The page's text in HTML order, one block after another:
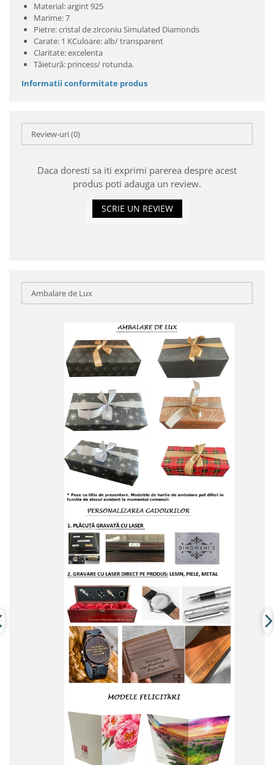
Material: argint 925
Marime: 7
Pietre: cristal de zirconiu Simulated Diamonds
Carate: 1 KCuloare: alb/ transparent
Claritate: excelenta
Tăietură: princess/ rotunda.
Informatii conformitate produs
Review-uri(0)
Daca doresti sa iti exprimi parerea despre acest
produs poti adauga un review.
SCRIE UN REVIEW
Ambalare de Lux